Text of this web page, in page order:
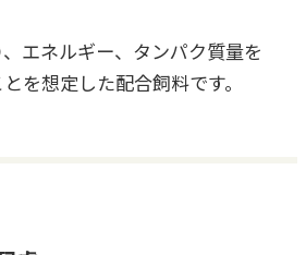
エネルギー、タンパク質量を
を想定した配合飼料です。